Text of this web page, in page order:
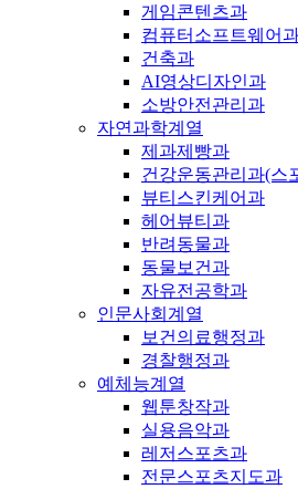
게임콘텐츠과
컴퓨터소프트웨어
건축과
AI영상디자인과
소방안전관리과
자연과학계열
제과제빵과
건강운동관리과(스
뷰티스킨케어과
헤어뷰티과
반려동물과
동물보건과
자유전공학과
인문사회계열
보건의료행정과
경찰행정과
예체능계열
웹툰창작과
실용음악과
레저스포츠과
전문스포츠지도과